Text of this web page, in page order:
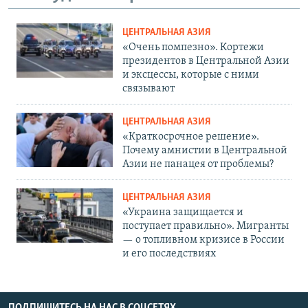
ЦЕНТРАЛЬНАЯ АЗИЯ
«Очень помпезно». Кортежи
президентов в Центральной Азии
и эксцессы, которые с ними
связывают
ЦЕНТРАЛЬНАЯ АЗИЯ
«Краткосрочное решение».
Почему амнистии в Центральной
Азии не панацея от проблемы?
ЦЕНТРАЛЬНАЯ АЗИЯ
«Украина защищается и
поступает правильно». Мигранты
— о топливном кризисе в России
и его последствиях